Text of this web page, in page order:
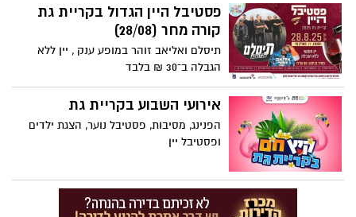
במגרש הכדורסל שבספורטק העירוני.
פסטיבל היין הגדול בקריית גת
קורה מחר (28/08)
תיסלם ואליאב זוהר במופע ענק , יין ללא
הגבלה ב־30 ₪ בלבד
אירועי השבוע בקריית גת
הפנינג, מסיבות, פסטיבל נוער, הצגת ילדים
ופסטיבל יין